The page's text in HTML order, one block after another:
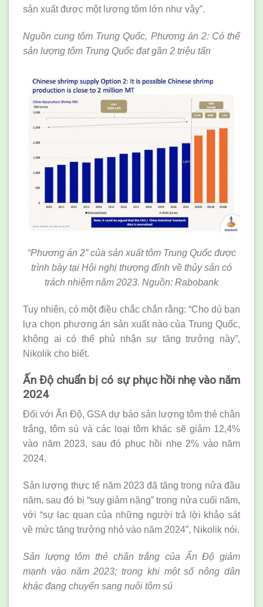
sản xuất được một lượng tôm lớn như vậy”.
Nguồn cung tôm Trung Quốc, Phương án 2: Có thể
sản lượng tôm Trung Quốc đạt gần 2 triệu tấn
“Phương án 2” của sản xuất tôm Trung Quốc được
trình bày tại Hội nghị thượng đỉnh về thủy sản có
trách nhiệm năm 2023. Nguồn: Rabobank
Tuy nhiên, có một điều chắc chắn rằng: “Cho dù bạn
lựa chọn phương án sản xuất nào của Trung Quốc,
không ai có thể phủ nhận sự tăng trưởng này”,
Nikolik cho biết.
Ấn Độ chuẩn bị có sự phục hồi nhẹ vào năm
2024
Đối với Ấn Độ, GSA dự báo sản lượng tôm thẻ chân
trắng, tôm sú và các loại tôm khác sẽ giảm 12,4%
vào năm 2023, sau đó phục hồi nhẹ 2% vào năm
2024.
Sản lượng thực tế năm 2023 đã tăng trong nửa đầu
năm, sau đó bị “suy giảm nặng” trong nửa cuối năm,
với “sự lạc quan của những người trả lời khảo sát
về mức tăng trưởng nhỏ vào năm 2024”, Nikolik nói.
Sản lượng tôm thẻ chân trắng của Ấn Độ giảm
mạnh vào năm 2023; trong khi một số nông dân
khác đang chuyển sang nuôi tôm sú